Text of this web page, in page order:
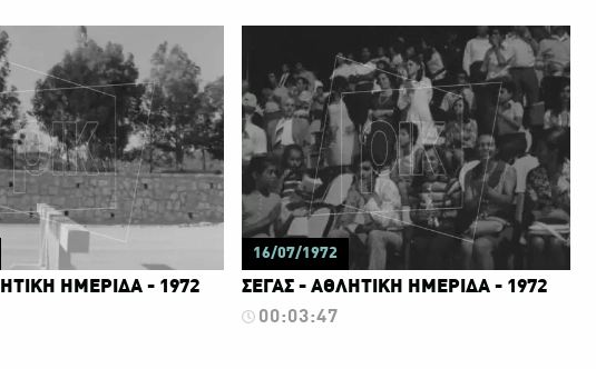
ΗΜΕΡΙΔΑ - 1972
16/07/1972
ΣΕΓΑΣ - ΑΘΛΗΤΙΚΗ ΗΜΕΡΙΔΑ - 1972
00:03:47